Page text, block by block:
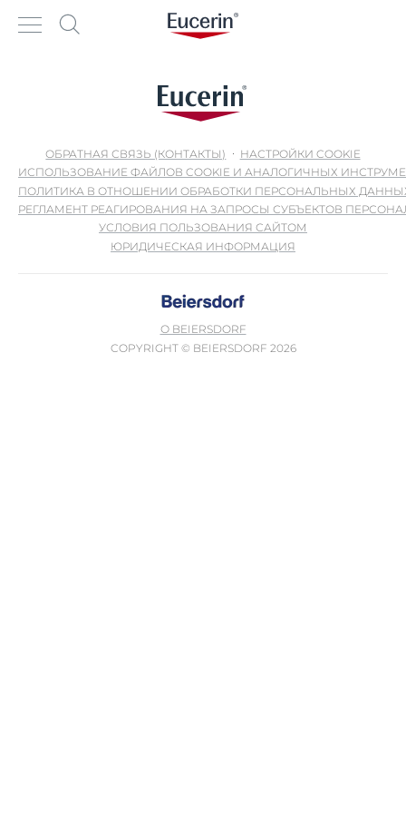
ОБРАТНАЯ СВЯЗЬ (КОНТАКТЫ)
НАСТРОЙКИ COOKIE
ИСПОЛЬЗОВАНИЕ ФАЙЛОВ COOKIE И АНАЛОГИЧНЫХ
ПОЛИТИКА В ОТНОШЕНИИ ОБРАБОТКИ ПЕРСОНАЛЬНЫХ
РЕГЛАМЕНТ РЕАГИРОВАНИЯ НА ЗАПРОСЫ СУБЪЕКТОВ
УСЛОВИЯ ПОЛЬЗОВАНИЯ САЙТОМ
ЮРИДИЧЕСКАЯ ИНФОРМАЦИЯ
О BEIERSDORF
COPYRIGHT © BEIERSDORF 2026